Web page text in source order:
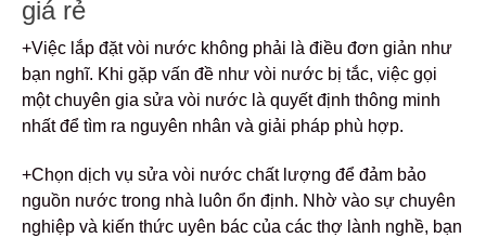
giá rẻ
+Việc lắp đặt vòi nước không phải là điều đơn giản như
bạn nghĩ. Khi gặp vấn đề như vòi nước bị tắc, việc gọi
một chuyên gia sửa vòi nước là quyết định thông minh
nhất để tìm ra nguyên nhân và giải pháp phù hợp.
+Chọn dịch vụ sửa vòi nước chất lượng để đảm bảo
nguồn nước trong nhà luôn ổn định. Nhờ vào sự chuyên
nghiệp và kiến thức uyên bác của các thợ lành nghề, bạn